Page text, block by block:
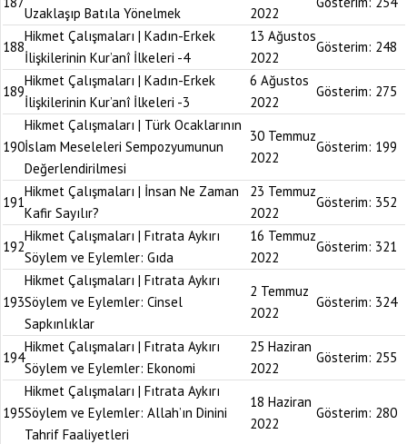
Uzaklaşıp Batıla Yönelmek 2022
188
Hikmet Çalışmaları | Kadın-Erkek
İlişkilerinin Kur’anî İlkeleri -4
13 Ağustos
2022
Gösterim: 248
189
Hikmet Çalışmaları | Kadın-Erkek
İlişkilerinin Kur’anî İlkeleri -3
6 Ağustos
2022
Gösterim: 275
190
Hikmet Çalışmaları | Türk Ocaklarının
İslam Meseleleri Sempozyumunun
Değerlendirilmesi
30 Temmuz
2022
Gösterim: 199
191
Hikmet Çalışmaları | İnsan Ne Zaman
Kafir Sayılır?
23 Temmuz
2022
Gösterim: 352
192
Hikmet Çalışmaları | Fıtrata Aykırı
Söylem ve Eylemler: Gıda
16 Temmuz
2022
Gösterim: 321
193
Hikmet Çalışmaları | Fıtrata Aykırı
Söylem ve Eylemler: Cinsel
Sapkınlıklar
2 Temmuz
2022
Gösterim: 324
194
Hikmet Çalışmaları | Fıtrata Aykırı
Söylem ve Eylemler: Ekonomi
25 Haziran
2022
Gösterim: 255
195
Hikmet Çalışmaları | Fıtrata Aykırı
Söylem ve Eylemler: Allah’ın Dinini
Tahrif Faaliyetleri
18 Haziran
2022
Gösterim: 280